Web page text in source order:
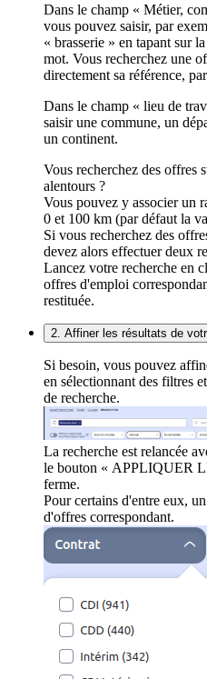
Dans le champ « Métier,
vous pouvez saisir, par
« brasserie » en tapant sur
mot. Vous recherchez une
directement sa référence,
Dans le champ « lieu de
saisir une commune, un
un continent.
Vous recherchez des offres
alentours ?
Vous pouvez y associer un
0 et 100 km (par défaut la
Si vous recherchez des
devez alors effectuer deux
Lancez votre recherche en
offres d'emploi
restituée.
2. Affiner les résultats de
Si besoin, vous pouvez
en sélectionnant des filtres
de recherche.
La recherche est relancée
le bouton « APPLIQUER
ferme.
Pour certains d'entre eux,
d'offres correspondant.